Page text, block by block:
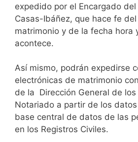
expedido por el Encargado
Casas-Ibáñez, que hace fe
matrimonio y de la fecha hora
acontece.
Así mismo, podrán expedirse
electrónicas de matrimonio
de la Dirección General de
Notariado a partir de los
base central de datos de las
en los Registros Civiles.